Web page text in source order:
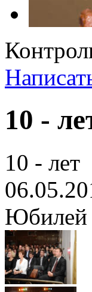
10 -
10 - лет
Юбилей